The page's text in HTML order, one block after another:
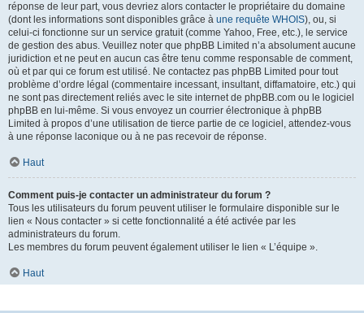
réponse de leur part, vous devriez alors contacter le propriétaire du domaine
(dont les informations sont disponibles grâce à une requête WHOIS), ou, si
celui-ci fonctionne sur un service gratuit (comme Yahoo, Free, etc.), le service
de gestion des abus. Veuillez noter que phpBB Limited n’a absolument aucune
juridiction et ne peut en aucun cas être tenu comme responsable de comment,
où et par qui ce forum est utilisé. Ne contactez pas phpBB Limited pour tout
problème d’ordre légal (commentaire incessant, insultant, diffamatoire, etc.) qui
ne sont pas directement reliés avec le site internet de phpBB.com ou le logiciel
phpBB en lui-même. Si vous envoyez un courrier électronique à phpBB
Limited à propos d’une utilisation de tierce partie de ce logiciel, attendez-vous
à une réponse laconique ou à ne pas recevoir de réponse.
Haut
Comment puis-je contacter un administrateur du forum ?
Tous les utilisateurs du forum peuvent utiliser le formulaire disponible sur le
lien « Nous contacter » si cette fonctionnalité a été activée par les
administrateurs du forum.
Les membres du forum peuvent également utiliser le lien « L’équipe ».
Haut